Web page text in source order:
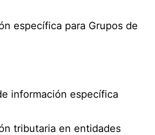
específica para Grupos de
información específica
tributaria en entidades